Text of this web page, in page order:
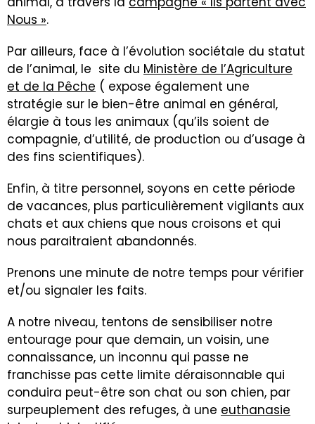
Nous ».
Par ailleurs, face à l’évolution sociétale du statut
de l’animal, le site du Ministère de l’Agriculture
et de la Pêche ( expose également une
stratégie sur le bien-être animal en général,
élargie à tous les animaux (qu’ils soient de
compagnie, d’utilité, de production ou d’usage à
des fins scientifiques).
Enfin, à titre personnel, soyons en cette période
de vacances, plus particulièrement vigilants aux
chats et aux chiens que nous croisons et qui
nous paraitraient abandonnés.
Prenons une minute de notre temps pour vérifier
et/ou signaler les faits.
A notre niveau, tentons de sensibiliser notre
entourage pour que demain, un voisin, une
connaissance, un inconnu qui passe ne
franchisse pas cette limite déraisonnable qui
conduira peut-être son chat ou son chien, par
surpeuplement des refuges, à une euthanasie